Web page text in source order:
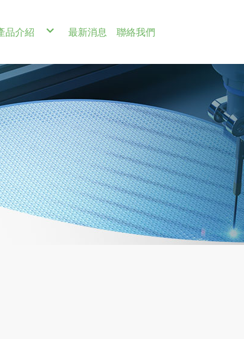
品介紹
PG300 Series
PG301 Series
PT502 Series
PT600 Series
PS30V Series
PS30A Series
RIE
Collimator
Susceptor
Metal Seal
Nippon Pillar
Pillar Spela 300 PTFE Bellows Pump
Pillar Slurry Pump
Platstic Pump
Fitting
最新消息 聯絡我們